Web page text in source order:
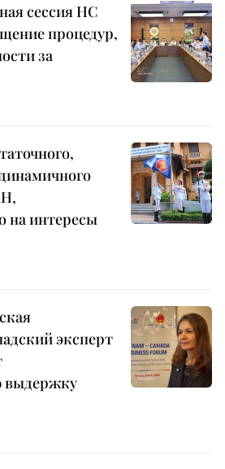
сессия НС
процедур,
за
на интересы
эксперт
выдержку